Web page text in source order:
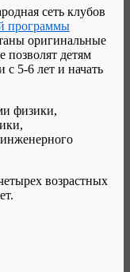
сеть клубов
программы
оригинальные
позволят детям
с 5-6 лет и начать
физики,
возрастных